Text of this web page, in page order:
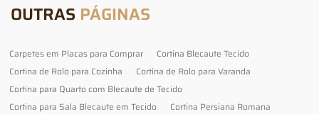
OUTRAS PÁGINAS
Carpetes em Placas para Comprar
Cortina Blecaute Tecido
Cortina de Rolo para Cozinha
Cortina de Rolo para Varanda
Cortina para Quarto com Blecaute de Tecido
Cortina para Sala Blecaute em Tecido
Cortina Persiana Romana